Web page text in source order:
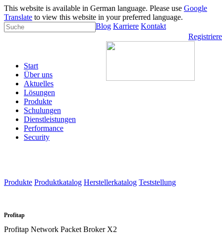
This website is available in German language. Please use Google
Translate to view this website in your preferred language.
Blog Karriere Kontakt
Start
Über uns
Aktuelles
Lösungen
Produkte
Schulungen
Dienstleistungen
Performance
Security
Produkte Produktkatalog Herstellerkatalog Teststellung
Profitap
Profitap Network Packet Broker X2